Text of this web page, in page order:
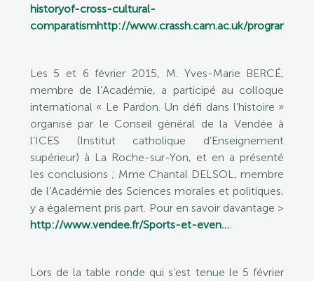
historyof-cross-cultural-
comparatismhttp://www.crassh.cam.ac.uk/program
Les 5 et 6 février 2015, M. Yves-Marie BERCÉ,
membre de l’Académie, a participé au colloque
international « Le Pardon. Un défi dans l’histoire »
organisé par le Conseil général de la Vendée à
l’ICES (Institut catholique d’Enseignement
supérieur) à La Roche-sur-Yon, et en a présenté
les conclusions ; Mme Chantal DELSOL, membre
de l’Académie des Sciences morales et politiques,
y a également pris part. Pour en savoir davantage >
http://www.vendee.fr/Sports-et-even….
Lors de la table ronde qui s’est tenue le 5 février